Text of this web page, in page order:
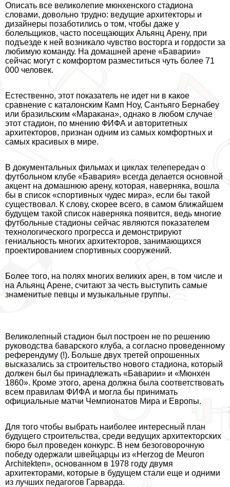
Описать все великолепие мюнхенского стадиона
словами, довольно трудно: ведущие архитекторы и
дизайнеры позаботились о том, чтобы даже у
болельщиков, часто посещающих Альянц Арену, при
подъезде к ней возникало чувство восторга и гордости за
любимую комaнду. На домашней арене «Баварии»
сейчас могут с комфортом разместиться чуть более 71
000 человек.
Естественно, этот показатель не идет ни в какое
сравнение с каталонским Камп Ноу, Сантьяго Бернабеу
или бразильским «Маpaкана», однако в любом случае
этот стадион, по мнению ФИФА и авторитетных
архитекторов, признан одним из самых комфортных и
самых красивых в мире.
В документальных фильмах и циклах телепередач о
футбольном клубе «Бавария» всегда делается основной
акцент на домашнюю арену, которая, наверняка, вошла
бы в список «спортивных чудес мира», если бы такой
существовал. К слову, скорее всего, в самом ближайшем
будущем такой список наверняка появится, ведь многие
футбольные стадионы сейчас являются показателем
технологического прогресса и демонстрируют
гениальность многих архитекторов, занимающихся
проектированием спортивных сооружений.
Более того, на полях многих великих арен, в том числе и
на Альянц Арене, считают за честь выступить самые
знаменитые певцы и музыкальные группы.
Великолепный стадион был построен не по решению
руководства баварского клуба, а согласно проведенному
референдуму (!). Больше двух третей опрошенных
высказались за строительство нового стадиона, который
должен был бы принадлежать «Баварии» и «Мюнхен
1860». Кроме этого, арена должна была соответствовать
всем правилам ФИФА и могла бы принимать
официальные матчи Чемпионатов Мира и Европы.
Для того чтобы выбрать наиболее интересный план
будущего строительства, среди ведущих архитекторских
бюро был проведен конкурс. В нем безоговорочную
победу одержали швейцарцы из «Herzog de Meuron
Architekten», основанном в 1978 году двумя
архитекторами, которые в будущем стали еще и одними
из лучших педагогов Гарварда.